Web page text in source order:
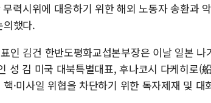
강원도
[코인
력시위에 대응하기 위한 해외 노동자 송환과
의했다.
인 김건 한반도평화교섭본부장은 이날 일본
성 김 미국 대북특별대표, 후나코시 다케히로(
·미사일 위협을 차단하기 위한 독자제재 및 대